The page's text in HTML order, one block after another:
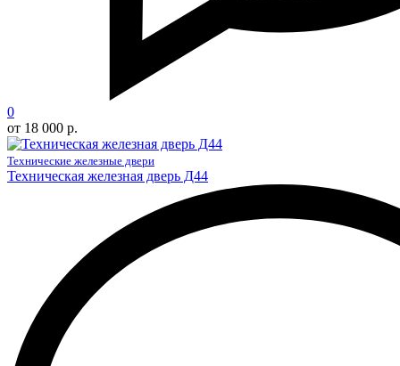
0
от 18 000 р.
Технические железные двери
Техническая железная дверь Д44